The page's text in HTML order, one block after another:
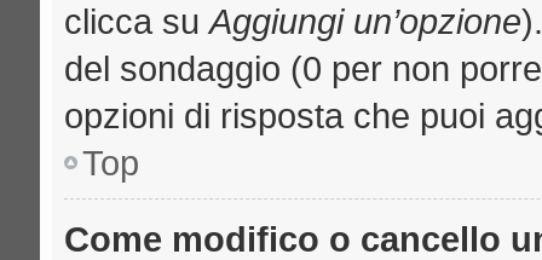
clicca suAggiungi un’opzione
del sondaggio (0 per non
opzioni di risposta che puoi
Top
Come modifico o cancello